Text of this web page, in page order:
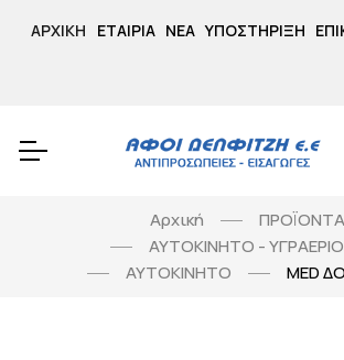
ΑΡΧΙΚΉ ΕΤΑΙΡΊΑ ΝΈΑ ΥΠΟΣΤΉΡΙΞΗ
Αρχική
ΠΡΟΪΟΝΤΑ
ΑΥΤΟΚΙΝΗΤΟ -
ΑΥΤΟΚΙΝΗΤΟ
MED